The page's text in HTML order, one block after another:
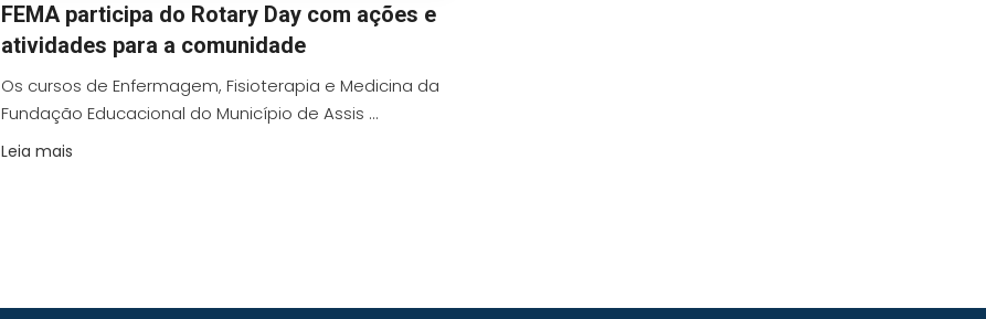
FEMA participa do Rotary Day com ações e
atividades para a comunidade
Os cursos de Enfermagem, Fisioterapia e Medicina da
Fundação Educacional do Município de Assis ...
Leia mais